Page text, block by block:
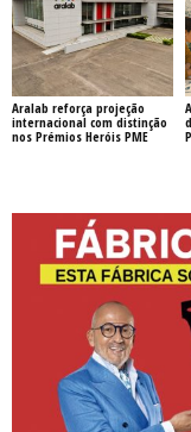
Aralab reforça projeção
internacional com distinção
nos Prémios Heróis PME